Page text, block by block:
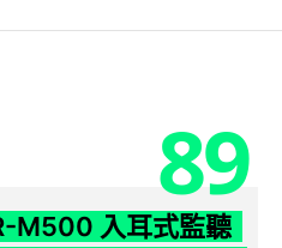
89
M500 入耳式監聽